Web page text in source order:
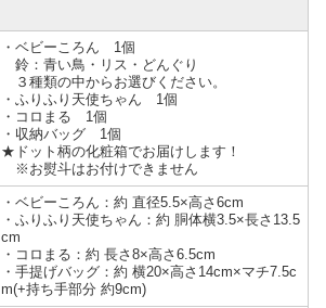
・ベビーころん 1個
鈴：青い鳥・リス・どんぐり
３種類の中からお選びください。
・ふりふり天使ちゃん 1個
・コロまる 1個
・収納バッグ 1個
★ドット柄の化粧箱でお届けします！
※お熨斗はお付けできません
・ベビーころん：約 直径5.5×高さ6cm
・ふりふり天使ちゃん：約 胴体横3.5×長さ13.5
cm
・コロまる：約 長さ8×高さ6.5cm
・手提げバッグ：約 横20×高さ14cm×マチ7.5c
m(+持ち手部分 約9cm)